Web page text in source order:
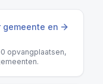
en
opvangplaatsen,